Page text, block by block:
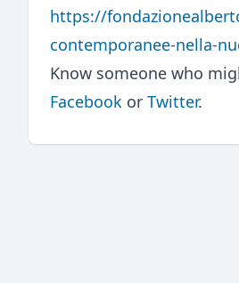
https://
contemporanee-nella-
Know someone who
Facebook or Twitter.